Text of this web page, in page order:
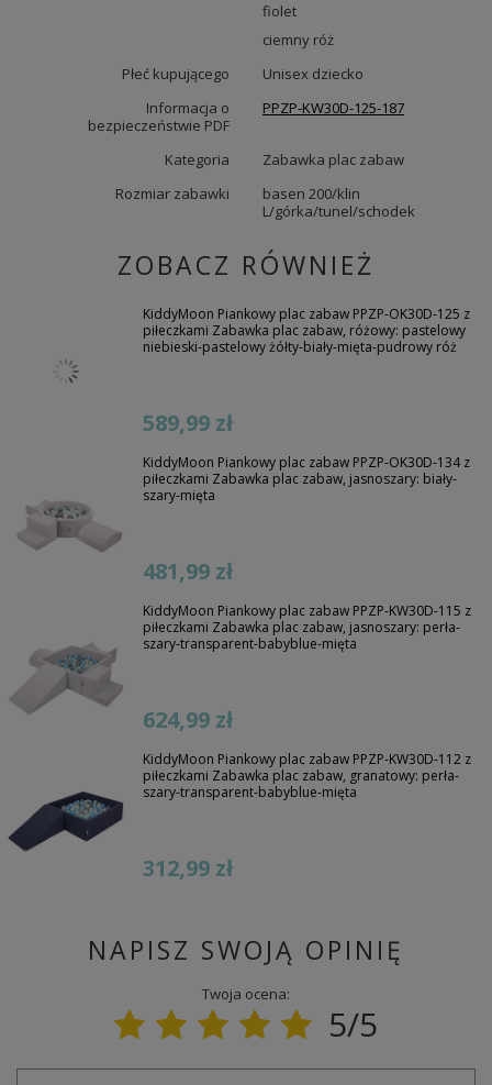
fiolet
ciemny róż
Płeć kupującego
Unisex dziecko
Informacja o
bezpieczeństwie PDF
PPZP-KW30D-125-187
Kategoria
Zabawka plac zabaw
Rozmiar zabawki
basen 200/klin
L/górka/tunel/schodek
ZOBACZ RÓWNIEŻ
KiddyMoon Piankowy plac zabaw PPZP-OK30D-125 z
piłeczkami Zabawka plac zabaw, różowy: pastelowy
niebieski-pastelowy żółty-biały-mięta-pudrowy róż
589,99 zł
KiddyMoon Piankowy plac zabaw PPZP-OK30D-134 z
piłeczkami Zabawka plac zabaw, jasnoszary: biały-
szary-mięta
481,99 zł
KiddyMoon Piankowy plac zabaw PPZP-KW30D-115 z
piłeczkami Zabawka plac zabaw, jasnoszary: perła-
szary-transparent-babyblue-mięta
624,99 zł
KiddyMoon Piankowy plac zabaw PPZP-KW30D-112 z
piłeczkami Zabawka plac zabaw, granatowy: perła-
szary-transparent-babyblue-mięta
312,99 zł
NAPISZ SWOJĄ OPINIĘ
Twoja ocena:
5/5